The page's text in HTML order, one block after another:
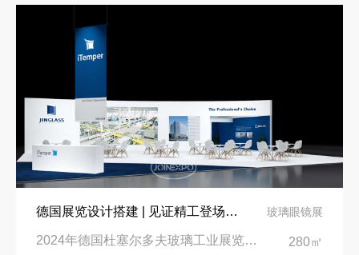
德国展览设计搭建 | 见证精工登场玻璃工业展览会 Glasstec 2024 玻璃眼镜展
2024年德国杜塞尔多夫玻璃工业展览会Glasstec|德国杜塞尔多夫会展中心 280㎡